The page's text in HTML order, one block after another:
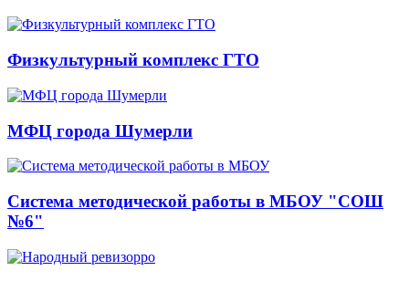
Физкультурный комплекс ГТО
МФЦ города Шумерли
Система методической работы в МБОУ "СОШ
№6"